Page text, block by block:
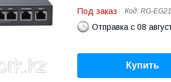
Под заказ Код: RG-
Отправка с 08
Купить